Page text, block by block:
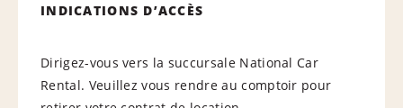
INDICATIONS D’ACCÈS
Dirigez-vous vers la succursale National Car
Rental. Veuillez vous rendre au comptoir pour